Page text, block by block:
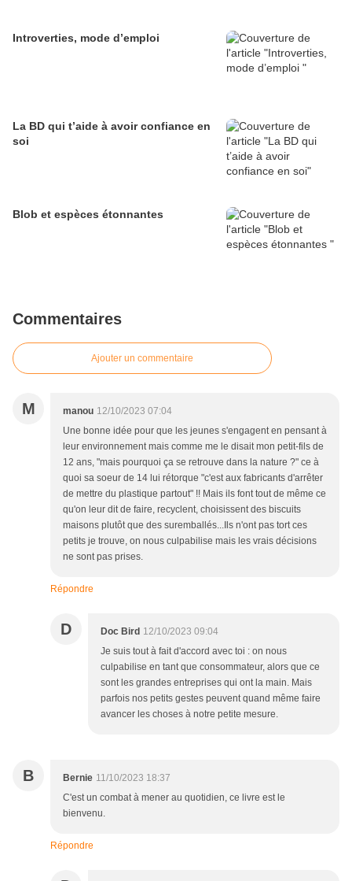
Introverties, mode d’emploi
La BD qui t’aide à avoir confiance en
soi
Blob et espèces étonnantes
Commentaires
Ajouter un commentaire
M manou 12/10/2023 07:04
Une bonne idée pour que les jeunes s'engagent en pensant à
leur environnement mais comme me le disait mon petit-fils de
12 ans, "mais pourquoi ça se retrouve dans la nature ?" ce à
quoi sa soeur de 14 lui rétorque "c'est aux fabricants d'arrêter
de mettre du plastique partout" !! Mais ils font tout de même ce
qu'on leur dit de faire, recyclent, choisissent des biscuits
maisons plutôt que des suremballés...Ils n'ont pas tort ces
petits je trouve, on nous culpabilise mais les vrais décisions
ne sont pas prises.
Répondre
D Doc Bird 12/10/2023 09:04
Je suis tout à fait d'accord avec toi : on nous
culpabilise en tant que consommateur, alors que ce
sont les grandes entreprises qui ont la main. Mais
parfois nos petits gestes peuvent quand même faire
avancer les choses à notre petite mesure.
B Bernie 11/10/2023 18:37
C'est un combat à mener au quotidien, ce livre est le
bienvenu.
Répondre